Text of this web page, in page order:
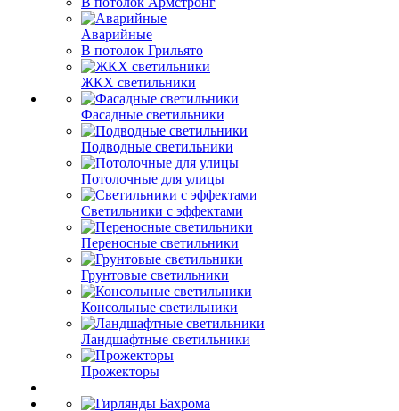
Аварийные
В потолок Грильято
ЖКХ светильники
Фасадные светильники
Подводные светильники
Потолочные для улицы
Светильники с эффектами
Переносные светильники
Грунтовые светильники
Консольные светильники
Ландшафтные светильники
Прожекторы